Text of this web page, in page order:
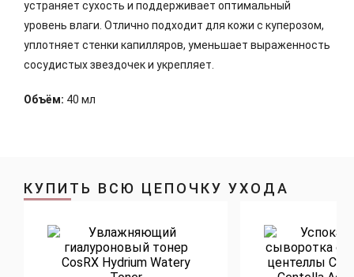
устраняет сухость и поддерживает оптимальный
уровень влаги. Отлично подходит для кожи с куперозом,
уплотняет стенки капилляров, уменьшает выраженность
сосудистых звездочек и укрепляет.
Объём: 40 мл
КУПИТЬ ВСЮ ЦЕПОЧКУ УХОДА